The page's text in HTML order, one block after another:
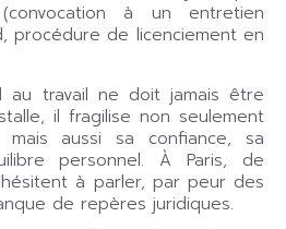
à un entretien
procédure de licenciement en
au travail ne doit jamais être
il fragilise non seulement
aussi sa confiance, sa
personnel. À Paris, de
à parler, par peur des
de repères juridiques.